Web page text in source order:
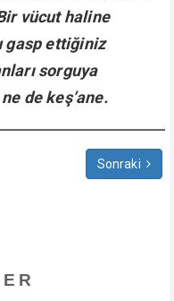
vücut haline
gasp ettiğiniz
sorguya
de keş’ane.
Sonraki